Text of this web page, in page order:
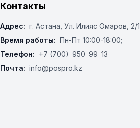
Контакты
Адрес: г. Астана, ​Ул. Илияс Омаров, 2/1
Время работы: Пн-Пт 10:00-18:00;
Телефон: +7 (700)‒950‒99‒13
Почта: info@pospro.kz